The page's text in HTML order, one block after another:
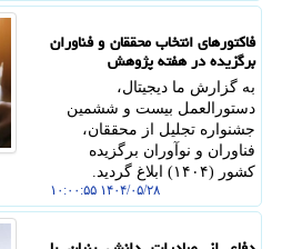
فاکتورهای انتخاب محققان و فناوران
برگزیده در هفته پژوهش
به گزارش ما دیجیتال،
دستورالعمل بیست و ششمین
جشنواره تجلیل از محققان،
فناوران و نوآوران برگزیده
کشور (۱۴۰۴) ابلاغ گردید.
۱۴۰۴/۰۵/۲۸ ۱۰:۰۰:۵۵